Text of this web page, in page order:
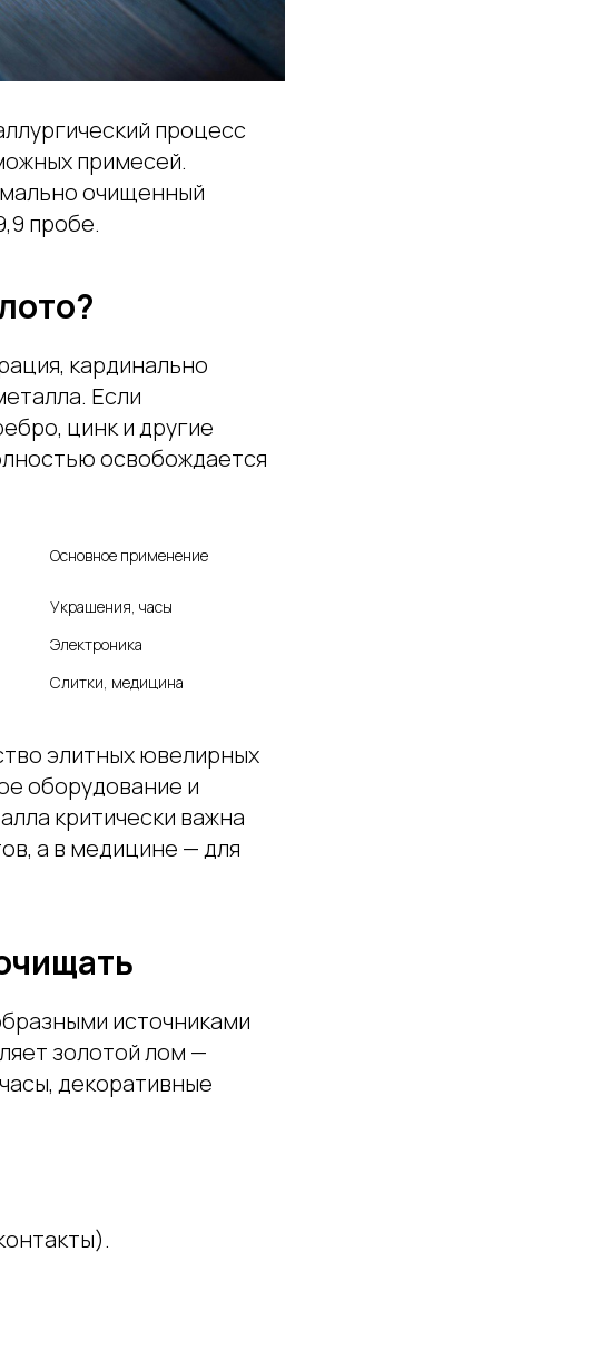
процесс
примесей.
очищенный
пробе.
кардинально
Если
цинк и другие
освобождается
Основное применение
Украшения, часы
Слитки, медицина
элитных ювелирных
оборудование и
критически важна
а в медицине — для
источниками
золотой лом —
декоративные